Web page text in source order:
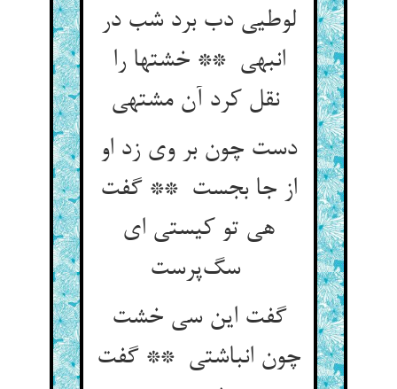
لوطیی دب برد شب در
انبهی ** خشتها را
نقل کرد آن مشتهی
دست چون بر وی زد او
از جا بجست ** گفت
هی تو کیستی ای
سگ‌پرست
گفت این سی خشت
چون انباشتی ** گفت